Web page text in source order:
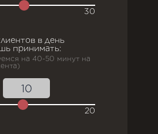
30
в день
принимать:
на 40-50 минут на
20